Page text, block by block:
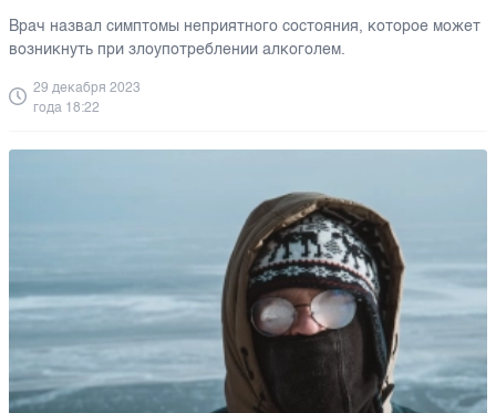
Врач назвал симптомы неприятного состояния, которое может
возникнуть при злоупотреблении алкоголем.
29 декабря 2023
года 18:22